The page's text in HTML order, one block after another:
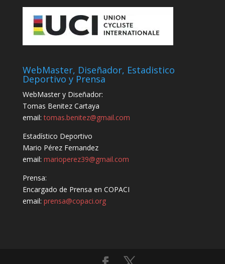
WebMaster, Diseñador, Estadistico
Deportivo y Prensa
WebMaster y Diseñador:
Tomas Benitez Cartaya
email:tomas.benitez@gmail.com
Estadístico Deportivo
Mario Pérez Fernandez
email: marioperez39@gmail.com
Prensa:
Encargado de Prensa en COPACI
email: prensa@copaci.org